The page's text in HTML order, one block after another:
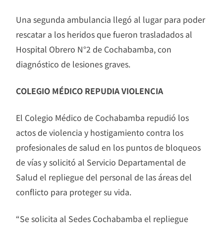
Una segunda ambulancia llegó al lugar para poder
rescatar a los heridos que fueron trasladados al
Hospital Obrero N°2 de Cochabamba, con
diagnóstico de lesiones graves.
COLEGIO MÉDICO REPUDIA VIOLENCIA
El Colegio Médico de Cochabamba repudió los
actos de violencia y hostigamiento contra los
profesionales de salud en los puntos de bloqueos
de vías y solicitó al Servicio Departamental de
Salud el repliegue del personal de las áreas del
conflicto para proteger su vida.
“Se solicita al Sedes Cochabamba el repliegue